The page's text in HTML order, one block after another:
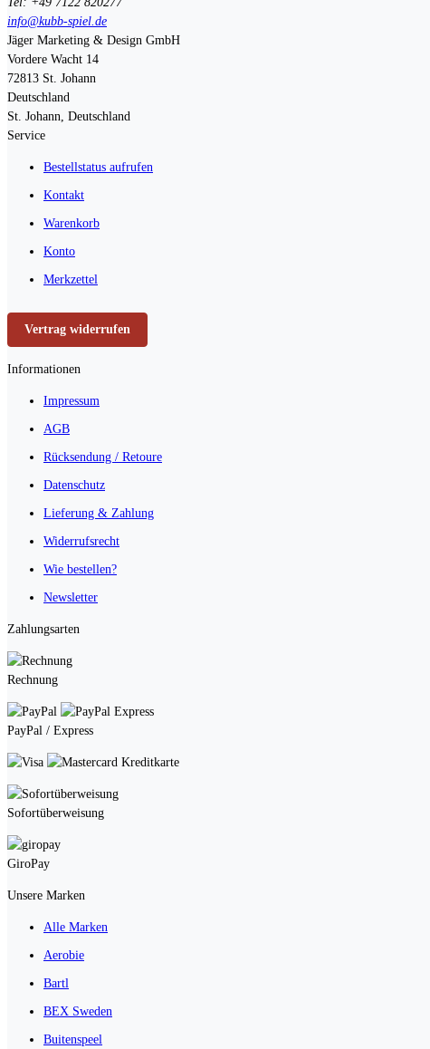
info@kubb-spiel.de
Jäger Marketing & Design GmbH
Vordere Wacht 14
72813 St. Johann
Deutschland
St. Johann, Deutschland
Service
Bestellstatus aufrufen
Kontakt
Warenkorb
Konto
Merkzettel
Vertrag widerrufen
Informationen
Impressum
AGB
Rücksendung / Retoure
Datenschutz
Lieferung & Zahlung
Widerrufsrecht
Wie bestellen?
Newsletter
Zahlungsarten
Rechnung
PayPal / Express
Kreditkarte
Sofortüberweisung
GiroPay
Unsere Marken
Alle Marken
Aerobie
Bartl
BEX Sweden
Buitenspeel